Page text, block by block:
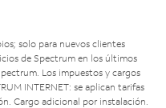
solo para nuevos clientes
de Spectrum en los últimos
Los impuestos y cargos
INTERNET: se aplican tarifas
Cargo adicional por instalación.